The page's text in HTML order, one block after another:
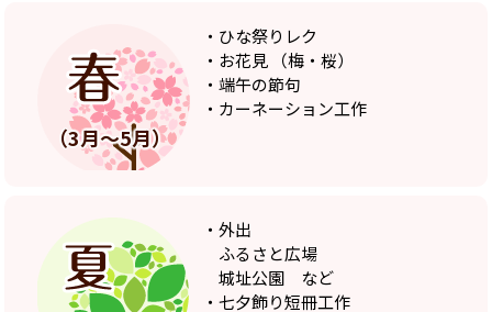
（3月～5月）
・ひな祭りレク
・お花見 （梅・桜）
・端午の節句
・カーネーション工作
・外出
ふるさと広場
城址公園 など
・七夕飾り短冊工作